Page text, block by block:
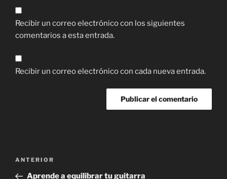
Recibir un correo electrónico con los siguientes
comentarios a esta entrada.
Recibir un correo electrónico con cada nueva entrada.
Navegación
Entrada
anterior:
ANTERIOR
Aprende a equilibrar tu guitarra